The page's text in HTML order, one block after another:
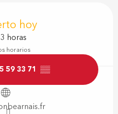
hoy
horas
horarios
59 33 71 ▒▒